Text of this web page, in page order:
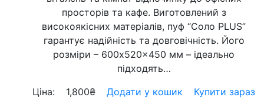
просторів та кафе. Виготовлений з
високоякісних матеріалів, пуф “Соло PLUS”
гарантує надійність та довговічність. Його
розміри – 600x520x450 мм – ідеально
підходять…
Ціна:
1,800₴ Додати у кошик Купити зараз